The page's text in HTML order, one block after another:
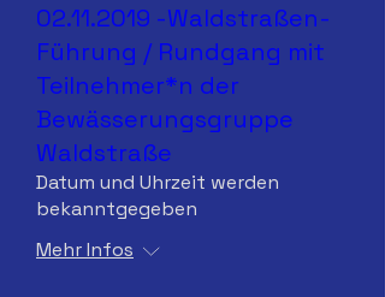
02.11.2019 -Waldstraßen-
Führung / Rundgang mit
Teilnehmer*n der
Bewässerungsgruppe
Waldstraße
Datum und Uhrzeit werden
bekanntgegeben
Mehr Infos